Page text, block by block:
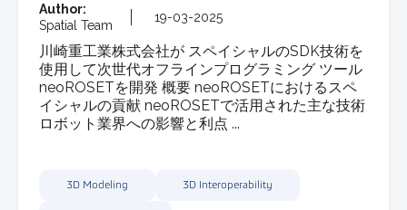
Author:
Spatial Team
19-03-2025
川崎重工業株式会社が スペイシャルのSDK技術を
使用して次世代オフラインプログラミング ツール
neoROSETを開発 概要 neoROSETにおけるスペ
イシャルの貢献 neoROSETで活用された主な技術
ロボット業界への影響と利点 ...
3D Modeling 3D Interoperability